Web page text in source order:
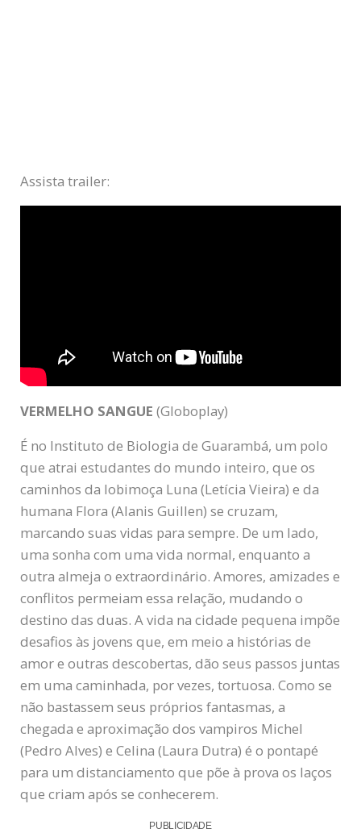
Assista trailer:
VERMELHO SANGUE (Globoplay)
É no Instituto de Biologia de Guarambá, um polo
que atrai estudantes do mundo inteiro, que os
caminhos da lobimoça Luna (Letícia Vieira) e da
humana Flora (Alanis Guillen) se cruzam,
marcando suas vidas para sempre. De um lado,
uma sonha com uma vida normal, enquanto a
outra almeja o extraordinário. Amores, amizades e
conflitos permeiam essa relação, mudando o
destino das duas. A vida na cidade pequena impõe
desafios às jovens que, em meio a histórias de
amor e outras descobertas, dão seus passos juntas
em uma caminhada, por vezes, tortuosa. Como se
não bastassem seus próprios fantasmas, a
chegada e aproximação dos vampiros Michel
(Pedro Alves) e Celina (Laura Dutra) é o pontapé
para um distanciamento que põe à prova os laços
que criam após se conhecerem.
PUBLICIDADE